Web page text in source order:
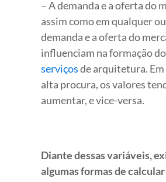
– A demanda e a oferta do
assim como em qualquer
demanda e a oferta do
influenciam na formação
serviçosde arquitetura. Em
alta procura, os valores
aumentar, e vice-versa.
Diante dessas variáveis,
algumas formas de